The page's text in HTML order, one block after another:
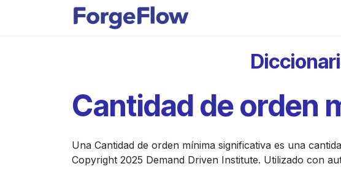
Cantidad de orden
Una Cantidad de orden mínima significativa es una
Copyright 2025 Demand Driven Institute. Utilizado con